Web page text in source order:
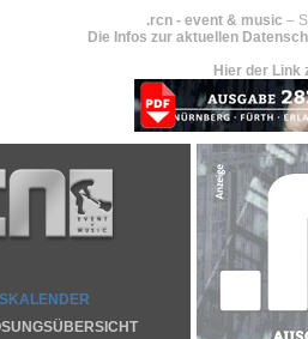
.rcn - event & music –
Die Infos zur aktuellen
Hier der Link